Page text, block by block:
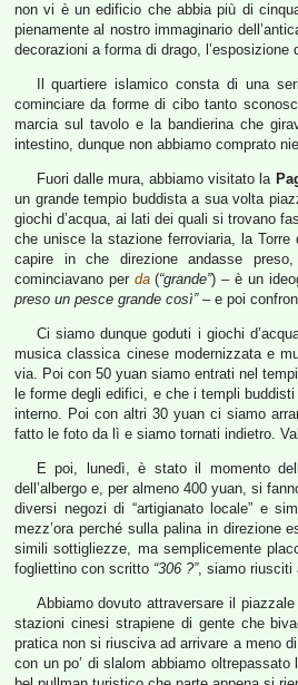
non vi è un edificio che abbia più di
pienamente al nostro immaginario
decorazioni a forma di drago,
Il quartiere islamico consta di una
cominciare da forme di cibo tanto
marcia sul tavolo e la bandierina che
intestino, dunque non abbiamo comprato
Fuori dalle mura, abbiamo visitato la
un grande tempio buddista a sua volta
giochi d’acqua, ai lati dei quali si trovano
che unisce la stazione ferroviaria, la
capire in che direzione andasse
cominciavano per da(“grande”) – è un
preso un pesce grande così”– e poi
Ci siamo dunque goduti i giochi
musica classica cinese modernizzata e
via. Poi con 50 yuan siamo entrati nel
le forme degli edifici, e che i templi
interno. Poi con altri 30 yuan ci siamo
fatto le foto da lì e siamo tornati indietro.
E poi, lunedì, è stato il momento
dell’albergo e, per almeno 400 yuan, si
diversi negozi di “artigianato locale” e
mezz’ora perché sulla palina in direzione
simili sottigliezze, ma semplicemente
fogliettino con scritto “306 ?”, siamo riusciti
Abbiamo dovuto attraversare il
stazioni cinesi strapiene di gente che
pratica non si riusciva ad arrivare a meno
con un po’ di slalom abbiamo